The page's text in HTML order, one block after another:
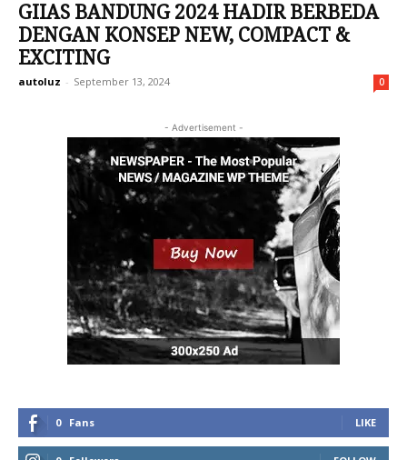
GIIAS BANDUNG 2024 HADIR BERBEDA
DENGAN KONSEP NEW, COMPACT &
EXCITING
autoluz - September 13, 2024 0
- Advertisement -
0 Fans LIKE